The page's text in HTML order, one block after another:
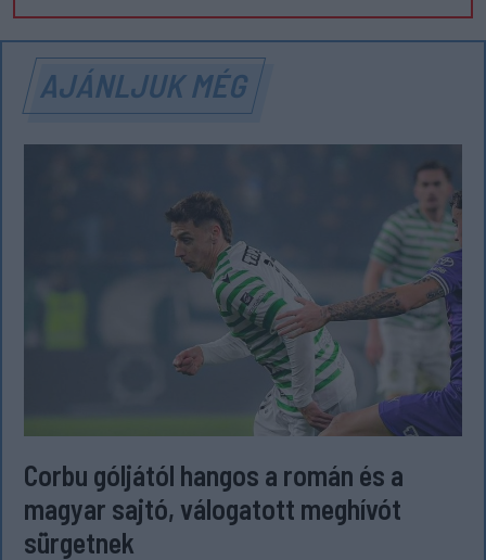
AJÁNLJUK MÉG
Corbu góljától hangos a román és a
magyar sajtó, válogatott meghívót
sürgetnek